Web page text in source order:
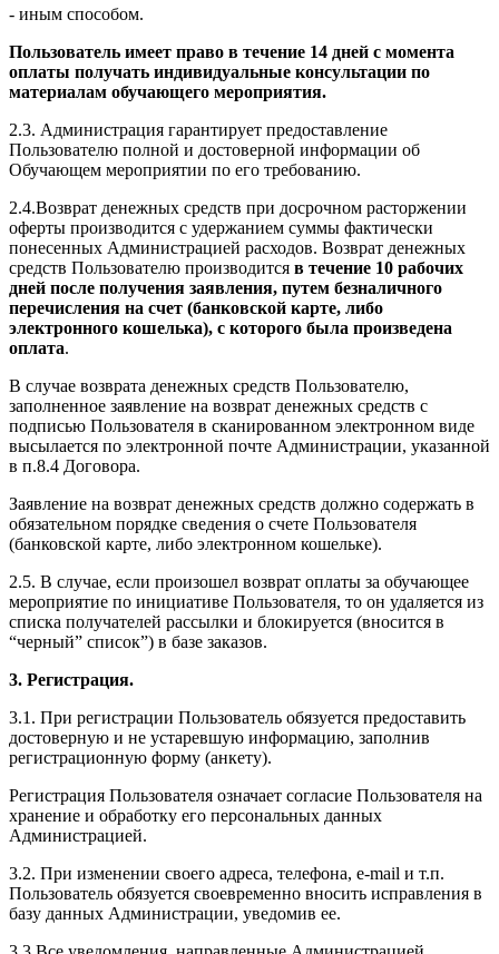
- иным способом.
Пользователь имеет право в течение 14 дней с момента
оплаты получать индивидуальные консультации по
материалам обучающего мероприятия.
2.3. Администрация гарантирует предоставление
Пользователю полной и достоверной информации об
Обучающем мероприятии по его требованию.
2.4.Возврат денежных средств при досрочном расторжении
оферты производится с удержанием суммы фактически
понесенных Администрацией расходов. Возврат денежных
средств Пользователю производится в течение 10 рабочих
дней после получения заявления, путем безналичного
перечисления на счет (банковской карте, либо
электронного кошелька), с которого была произведена
оплата.
В случае возврата денежных средств Пользователю,
заполненное заявление на возврат денежных средств с
подписью Пользователя в сканированном электронном виде
высылается по электронной почте Администрации, указанной
в п.8.4 Договора.
Заявление на возврат денежных средств должно содержать в
обязательном порядке сведения о счете Пользователя
(банковской карте, либо электронном кошельке).
2.5. В случае, если произошел возврат оплаты за обучающее
мероприятие по инициативе Пользователя, то он удаляется из
списка получателей рассылки и блокируется (вносится в
“черный” список”) в базе заказов.
3. Регистрация.
3.1. При регистрации Пользователь обязуется предоставить
достоверную и не устаревшую информацию, заполнив
регистрационную форму (анкету).
Регистрация Пользователя означает согласие Пользователя на
хранение и обработку его персональных данных
Администрацией.
3.2. При изменении своего адреса, телефона, e-mail и т.п.
Пользователь обязуется своевременно вносить исправления в
базу данных Администрации, уведомив ее.